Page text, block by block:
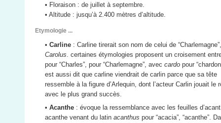
• Floraison : de juillet à septembre.
• Altitude : jusqu’à 2.400 mètres d’altitude.
Etymologie ...
• Carline : Carline tirerait son nom de celui de “Charlemagne”,
Carolus. certaines étymologies proposent un croisement
pour “Charles”, pour “Charlemagne”, avec cardo pour
est aussi dit que carline viendrait de carlin parce que sa tête
ressemble à la figure d’Arlequin, dont l’acteur Carlin jouait le
avec le plus grand succès.
• Acanthe : évoque la ressemblance avec les feuilles
acanthe venant du latin acanthus pour “acacia”, “acanthe”.